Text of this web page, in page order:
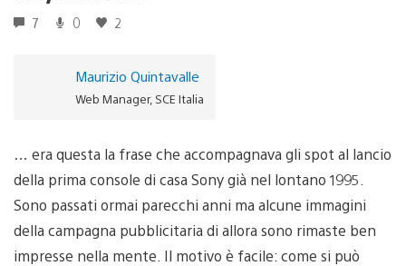
7 0 2
Maurizio Quintavalle
Web Manager, SCE Italia
… era questa la frase che accompagnava gli spot al lancio
della prima console di casa Sony già nel lontano 1995.
Sono passati ormai parecchi anni ma alcune immagini
della campagna pubblicitaria di allora sono rimaste ben
impresse nella mente. Il motivo è facile: come si può